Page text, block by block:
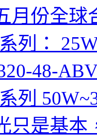
月份全球
列：
48-
列
只是基本